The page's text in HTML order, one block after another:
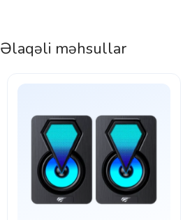
Əlaqəli məhsullar